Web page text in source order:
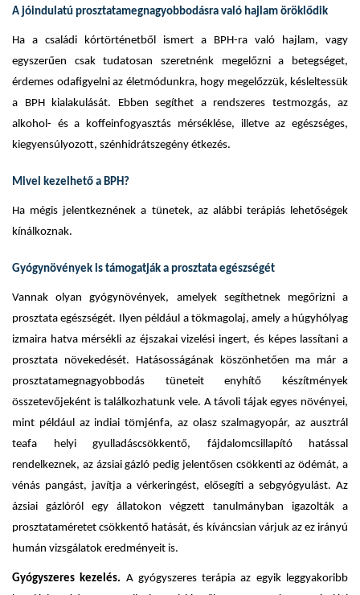
A jóindulatú prosztatamegnagyobbodásra való hajlam öröklődik
Ha a családi kórtörténetből ismert a BPH-ra való hajlam, vagy
egyszerűen csak tudatosan szeretnénk megelőzni a betegséget,
érdemes odafigyelni az életmódunkra, hogy megelőzzük, késleltessük
a BPH kialakulását. Ebben segíthet a rendszeres testmozgás, az
alkohol- és a koffeinfogyasztás mérséklése, illetve az egészséges,
kiegyensúlyozott, szénhidrátszegény étkezés.
Mivel kezelhető a BPH?
Ha mégis jelentkeznének a tünetek, az alábbi terápiás lehetőségek
kínálkoznak.
Gyógynövények is támogatják a prosztata egészségét
Vannak olyan gyógynövények, amelyek segíthetnek megőrizni a
prosztata egészségét. Ilyen például a tökmagolaj, amely a húgyhólyag
izmaira hatva mérsékli az éjszakai vizelési ingert, és képes lassítani a
prosztata növekedését. Hatásosságának köszönhetően ma már a
prosztatamegnagyobbodás tüneteit enyhítő készítmények
összetevőjeként is találkozhatunk vele. A távoli tájak egyes növényei,
mint például az indiai tömjénfa, az olasz szalmagyopár, az ausztrál
teafa helyi gyulladáscsökkentő, fájdalomcsillapító hatással
rendelkeznek, az ázsiai gázló pedig jelentősen csökkenti az ödémát, a
vénás pangást, javítja a vérkeringést, elősegíti a sebgyógyulást. Az
ázsiai gázlóról egy állatokon végzett tanulmányban igazolták a
prosztataméretet csökkentő hatását, és kíváncsian várjuk az ez irányú
humán vizsgálatok eredményeit is.
Gyógyszeres kezelés. A gyógyszeres terápia az egyik leggyakoribb